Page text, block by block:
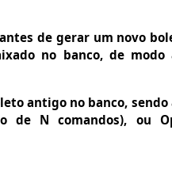
de gerar um novo
no banco, de modo
antigo no banco, sendo
de N comandos), ou